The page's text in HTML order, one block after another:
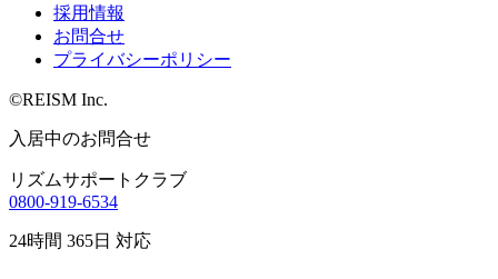
採用情報
お問合せ
プライバシーポリシー
©REISM Inc.
入居中のお問合せ
リズムサポートクラブ
0800-919-6534
24時間 365日 対応